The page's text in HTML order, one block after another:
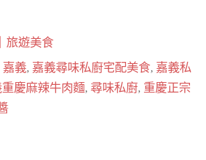
旅遊美食
嘉義, 嘉義尋味私廚宅配美食, 嘉義私
慶麻辣牛肉麵, 尋味私廚, 重慶正宗